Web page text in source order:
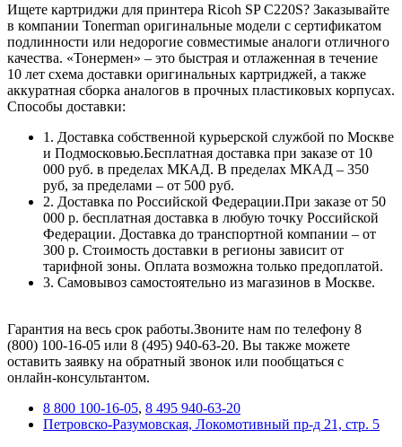
Ищете картриджи для принтера Ricoh SP C220S? Заказывайте
в компании Tonerman оригинальные модели с сертификатом
подлинности или недорогие совместимые аналоги отличного
качества. «Тонермен» – это быстрая и отлаженная в течение
10 лет схема доставки оригинальных картриджей, а также
аккуратная сборка аналогов в прочных пластиковых корпусах.
Способы доставки:
1. Доставка собственной курьерской службой по Москве
и Подмосковью.Бесплатная доставка при заказе от 10
000 руб. в пределах МКАД. В пределах МКАД – 350
руб, за пределами – от 500 руб.
2. Доставка по Российской Федерации.При заказе от 50
000 р. бесплатная доставка в любую точку Российской
Федерации. Доставка до транспортной компании – от
300 р. Стоимость доставки в регионы зависит от
тарифной зоны. Оплата возможна только предоплатой.
3. Самовывоз самостоятельно из магазинов в Москве.
Гарантия на весь срок работы.Звоните нам по телефону 8
(800) 100-16-05 или 8 (495) 940-63-20. Вы также можете
оставить заявку на обратный звонок или пообщаться с
онлайн-консультантом.
8 800 100-16-05, 8 495 940-63-20
Петровско-Разумовская, Локомотивный пр-д 21, стр. 5